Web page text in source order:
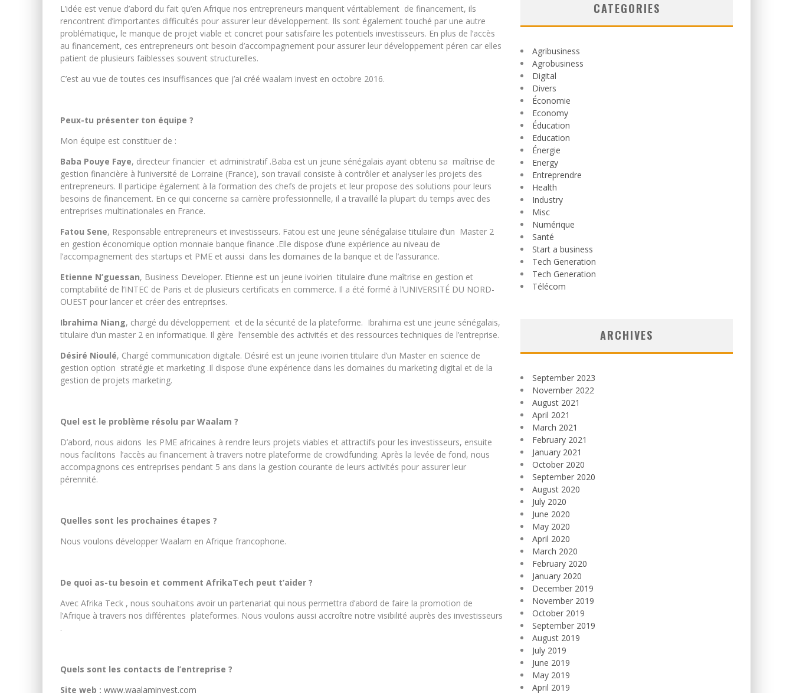
L ’idée est venue d’abord du fait qu’en Afrique nos entrepreneurs manquent véritablement de financement, ils
rencontrent d’importantes difficultés pour assurer leur développement. Ils sont également touché par une autre
problématique, le manque de projet viable et concret pour satisfaire les potentiels investisseurs. En plus de l’accès
au financement, ces entrepreneurs ont besoin d’accompagnement pour assurer leur développement péren car elles
patient de plusieurs faiblesses souvent structurelles.
C’est au vue de toutes ces insuffisances que j’ai créé waalam invest en octobre 2016.
Peux-tu présenter ton équipe ?
Mon équipe est constituer de :
Baba Pouye Faye, directeur financier et administratif .Baba est un jeune sénégalais ayant obtenu sa maîtrise de
gestion financière à l’université de Lorraine (France), son travail consiste à contrôler et analyser les projets des
entrepreneurs. Il participe également à la formation des chefs de projets et leur propose des solutions pour leurs
besoins de financement. En ce qui concerne sa carrière professionnelle, il a travaillé la plupart du temps avec des
entreprises multinationales en France.
Fatou Sene, Responsable entrepreneurs et investisseurs. Fatou est une jeune sénégalaise titulaire d’un Master 2
en gestion économique option monnaie banque finance .Elle dispose d’une expérience au niveau de
l’accompagnement des startups et PME et aussi dans les domaines de la banque et de l’assurance.
Etienne N’guessan, Business Developer. Etienne est un jeune ivoirien titulaire d’une maîtrise en gestion et
comptabilité de l’INTEC de Paris et de plusieurs certificats en commerce. Il a été formé à l’UNIVERSITÉ DU NORD-
OUEST pour lancer et créer des entreprises.
Ibrahima Niang, chargé du développement et de la sécurité de la plateforme. Ibrahima est une jeune sénégalais,
titulaire d’un master 2 en informatique. Il gère l’ensemble des activités et des ressources techniques de l’entreprise.
Désiré Nioulé, Chargé communication digitale. Désiré est un jeune ivoirien titulaire d’un Master en science de
gestion option stratégie et marketing .Il dispose d’une expérience dans les domaines du marketing digital et de la
gestion de projets marketing.
Quel est le problème résolu par Waalam ?
D’abord, nous aidons les PME africaines à rendre leurs projets viables et attractifs pour les investisseurs, ensuite
nous facilitons l’accès au financement à travers notre plateforme de crowdfunding. Après la levée de fond, nous
accompagnons ces entreprises pendant 5 ans dans la gestion courante de leurs activités pour assurer leur
pérennité.
Quelles sont les prochaines étapes ?
Nous voulons développer Waalam en Afrique francophone.
De quoi as-tu besoin et comment AfrikaTech peut t’aider ?
Avec Afrika Teck , nous souhaitons avoir un partenariat qui nous permettra d’abord de faire la promotion de
l’Afrique à travers nos différentes plateformes. Nous voulons aussi accroître notre visibilité auprès des investisseurs
.
Quels sont les contacts de l’entreprise ?
Site web : www.waalaminvest.com
CATEGORIES
Agribusiness
Agrobusiness
Digital
Divers
Économie
Economy
Éducation
Education
Énergie
Energy
Entreprendre
Health
Industry
Misc
Numérique
Santé
Start a business
Tech Generation
Tech Generation
Télécom
ARCHIVES
September 2023
November 2022
August 2021
April 2021
March 2021
February 2021
January 2021
October 2020
September 2020
August 2020
July 2020
June 2020
May 2020
April 2020
March 2020
February 2020
January 2020
December 2019
November 2019
October 2019
September 2019
August 2019
July 2019
June 2019
May 2019
April 2019